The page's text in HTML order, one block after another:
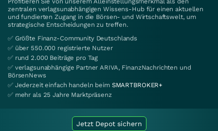
zentralen verlagsunabhängigen Wissens-Hub für einen aktuellen
und fundierten Zugang in die Börsen- und Wirtschaftswelt, um
strategische Entscheidungen zu treffen.
✅ Größte Finanz-Community Deutschlands
✅ über 550.000 registrierte Nutzer
✅ rund 2.000 Beiträge pro Tag
✅ verlagsunabhängige Partner ARIVA, FinanzNachrichten und
BörsenNews
✅ Jederzeit einfach handeln beim SMARTBROKER+
✅ mehr als 25 Jahre Marktpräsenz
Jetzt Depot sichern